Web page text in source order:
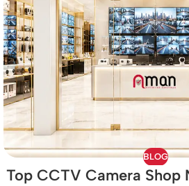
BLOG
Top CCTV Camera Shop